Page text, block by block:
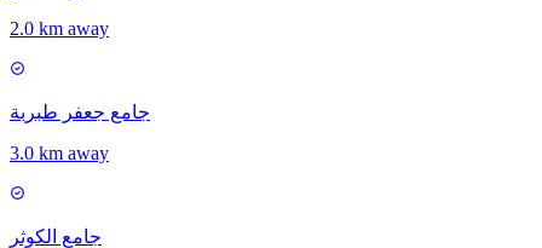
2.0 km away
جامع جعفر طبربة
3.0 km away
جامع الكوثر